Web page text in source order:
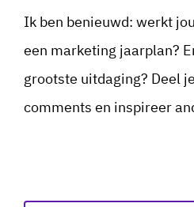
Ik ben benieuwd: werkt
een marketing jaarplan?
grootste uitdaging? Deel
comments en inspireer